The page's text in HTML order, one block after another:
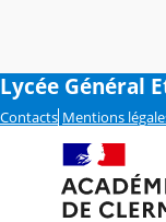
Lycée Général
Contacts Mentions